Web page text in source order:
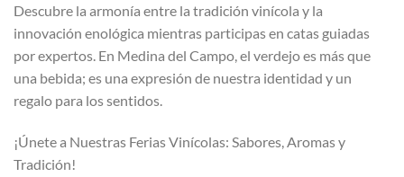
Descubre la armonía entre la tradición vinícola y la
innovación enológica mientras participas en catas guiadas
por expertos. En Medina del Campo, el verdejo es más que
una bebida; es una expresión de nuestra identidad y un
regalo para los sentidos.
¡Únete a Nuestras Ferias Vinícolas: Sabores, Aromas y
Tradición!